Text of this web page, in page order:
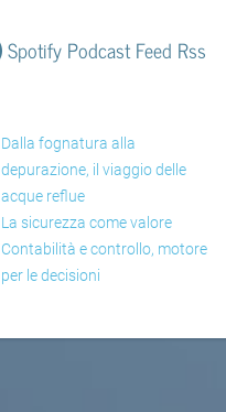
Spotify Podcast Feed Rss
Dalla fognatura alla
depurazione, il viaggio delle
acque reflue
La sicurezza come valore
Contabilità e controllo, motore
per le decisioni